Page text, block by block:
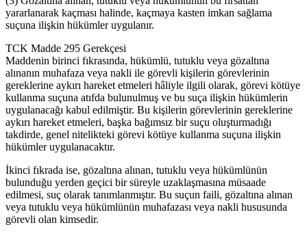
yararlanarak kaçması halinde, kaçmaya kasten imkan sağlama
suçuna ilişkin hükümler uygulanır.
TCK Madde 295 Gerekçesi
Maddenin birinci fıkrasında, hükümlü, tutuklu veya gözaltına
alınanın muhafaza veya nakli ile görevli kişilerin görevlerinin
gereklerine aykırı hareket etmeleri hâliyle ilgili olarak, görevi kötüye
kullanma suçuna atıfda bulunulmuş ve bu suça ilişkin hükümlerin
uygulanacağı kabul edilmiştir. Bu kişilerin görevlerinin gereklerine
aykırı hareket etmeleri, başka bağımsız bir suçu oluşturmadığı
takdirde, genel nitelikteki görevi kötüye kullanma suçuna ilişkin
hükümler uygulanacaktır.
İkinci fıkrada ise, gözaltına alınan, tutuklu veya hükümlünün
bulunduğu yerden geçici bir süreyle uzaklaşmasına müsaade
edilmesi, suç olarak tanımlanmıştır. Bu suçun faili, gözaltına alınan
veya tutuklu veya hükümlünün muhafazası veya nakli hususunda
görevli olan kimsedir.